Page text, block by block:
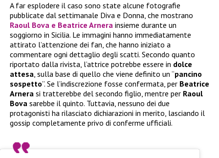
A far esplodere il caso sono state alcune fotografie
pubblicate dal settimanale Diva e Donna, che mostrano
Raoul Bova e Beatrice Arnera insieme durante un
soggiorno in Sicilia. Le immagini hanno immediatamente
attirato l’attenzione dei fan, che hanno iniziato a
commentare ogni dettaglio degli scatti. Secondo quanto
riportato dalla rivista, l’attrice potrebbe essere in dolce
attesa, sulla base di quello che viene definito un “pancino
sospetto”. Se l’indiscrezione fosse confermata, per Beatrice
Arnera si tratterebbe del secondo figlio, mentre per Raoul
Bova sarebbe il quinto. Tuttavia, nessuno dei due
protagonisti ha rilasciato dichiarazioni in merito, lasciando il
gossip completamente privo di conferme ufficiali.